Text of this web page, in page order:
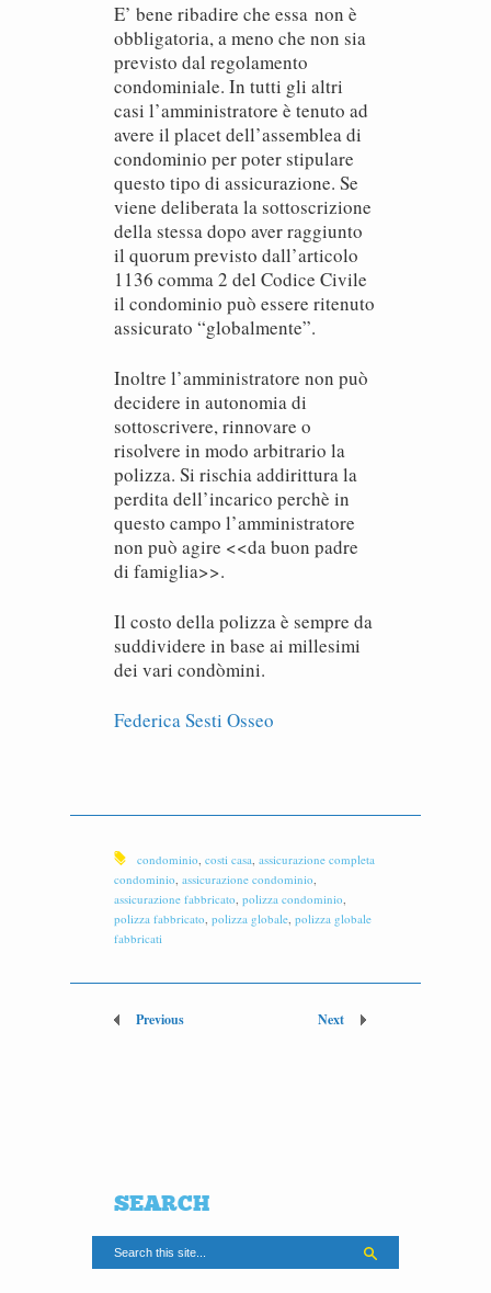
E’ bene ribadire che essa non è
obbligatoria, a meno che non sia
previsto dal regolamento
condominiale. In tutti gli altri
casi l’amministratore è tenuto ad
avere il placet dell’assemblea di
condominio per poter stipulare
questo tipo di assicurazione. Se
viene deliberata la sottoscrizione
della stessa dopo aver raggiunto
il quorum previsto dall’articolo
1136 comma 2 del Codice Civile
il condominio può essere ritenuto
assicurato “globalmente”.
Inoltre l’amministratore non può
decidere in autonomia di
sottoscrivere, rinnovare o
risolvere in modo arbitrario la
polizza. Si rischia addirittura la
perdita dell’incarico perchè in
questo campo l’amministratore
non può agire <<da buon padre
di famiglia>>.
Il costo della polizza è sempre da
suddividere in base ai millesimi
dei vari condòmini.
Federica Sesti Osseo
condominio, costi casa, assicurazione completa
condominio, assicurazione condominio,
assicurazione fabbricato, polizza condominio,
polizza fabbricato, polizza globale, polizza globale
fabbricati
Previous Next
SEARCH